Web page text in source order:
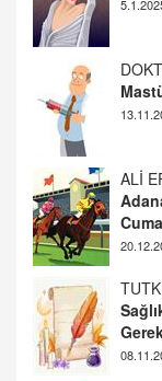
ALİ
2